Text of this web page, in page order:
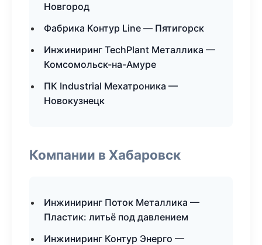
Новгород
Фабрика Контур Line — Пятигорск
Инжиниринг TechPlant Металлика —
Комсомольск-на-Амуре
ПК Industrial Мехатроника —
Новокузнецк
Компании в Хабаровск
Инжиниринг Поток Металлика —
Пластик: литьё под давлением
Инжиниринг Контур Энерго —